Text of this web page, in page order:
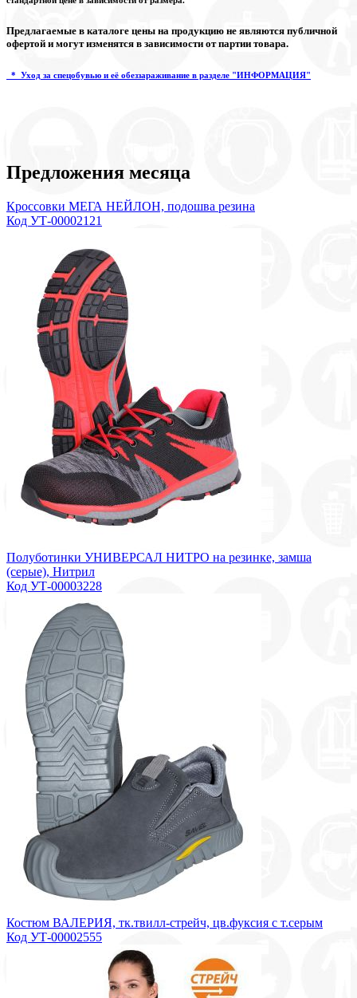
Предлагаемые в каталоге цены на продукцию не являются публичной
офертой и могут изменятся в зависимости от партии товара.
* Уход за спецобувью и её обеззараживание в разделе "ИНФОРМАЦИЯ"
Предложения месяца
Кроссовки МЕГА НЕЙЛОН, подошва резина
Код УТ-00002121
Полуботинки УНИВЕРСАЛ НИТРО на резинке, замша
(серые), Нитрил
Код УТ-00003228
Костюм ВАЛЕРИЯ, тк.твилл-стрейч, цв.фуксия с т.серым
Код УТ-00002555